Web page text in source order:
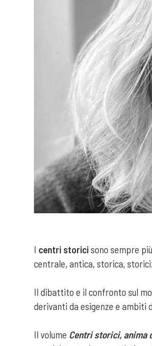
I centri storicisono sempre
centrale, antica, storica,
Il dibattito e il confronto sul
derivanti da esigenze e ambiti
Il volume Centri storici, anima